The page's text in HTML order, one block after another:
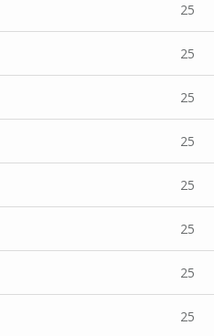
25
25
25
25
25
25
25
25